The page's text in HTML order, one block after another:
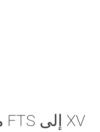
XV إلى FTS محول